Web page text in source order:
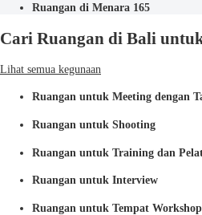
Ruangan di Menara 165
Cari Ruangan di Bali
Lihat semua kegunaan
Ruangan untuk Meeting dengan
Ruangan untuk Shooting
Ruangan untuk Training dan
Ruangan untuk Interview
Ruangan untuk Tempat Workshop